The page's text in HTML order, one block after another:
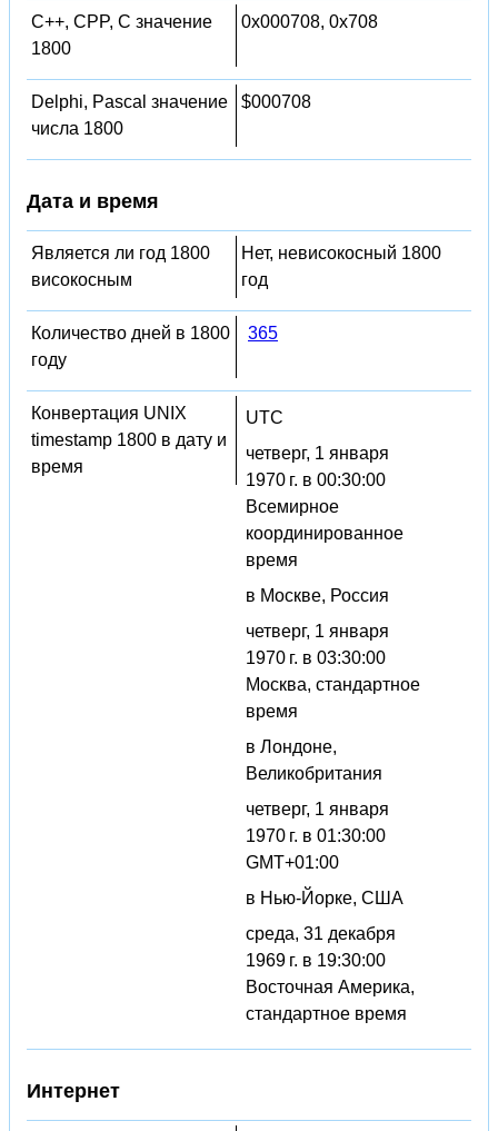
C++, CPP, C значение
1800
0x000708, 0x708
Delphi, Pascal значение
числа 1800
$000708
Дата и время
Является ли год 1800
високосным
Нет, невисокосный 1800
год
Количество дней в 1800
году
365
Конвертация UNIX
timestamp 1800 в дату и
время
UTC
четверг, 1 января
1970 г. в 00:30:00
Всемирное
координированное
время
в Москве, Россия
четверг, 1 января
1970 г. в 03:30:00
Москва, стандартное
время
в Лондоне,
Великобритания
четверг, 1 января
1970 г. в 01:30:00
GMT+01:00
в Нью-Йорке, США
среда, 31 декабря
1969 г. в 19:30:00
Восточная Америка,
стандартное время
Интернет